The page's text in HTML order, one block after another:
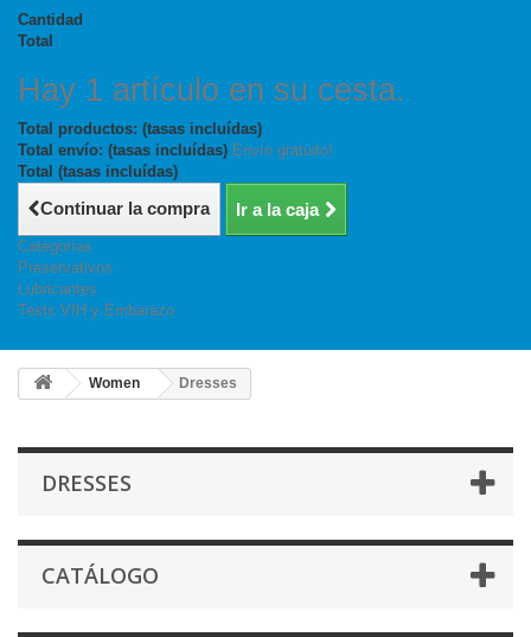
Cantidad
Total
Hay 1 artículo en su cesta.
Total productos: (tasas incluídas)
Total envío: (tasas incluídas) Envío gratuito!
Total (tasas incluídas)
Continuar la compra Ir a la caja
Categorías
Preservativos
Lubricantes
Tests VIH y Embarazo
Women Dresses
DRESSES
CATÁLOGO